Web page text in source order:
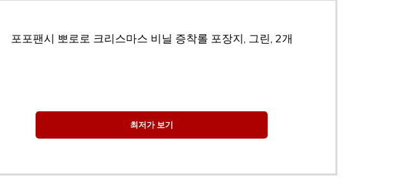
포포팬시 뽀로로 크리스마스 비닐 증착롤 포장지, 그린, 2개
최저가 보기